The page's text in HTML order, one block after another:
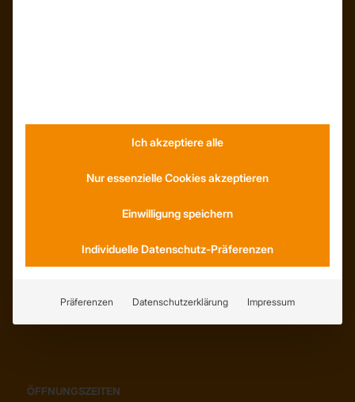
Social Media
ÖFFNUNGSZEITEN
Ich akzeptiere alle
Nur essenzielle Cookies akzeptieren
Einwilligung speichern
Individuelle Datenschutz-Präferenzen
Präferenzen Datenschutzerklärung Impressum